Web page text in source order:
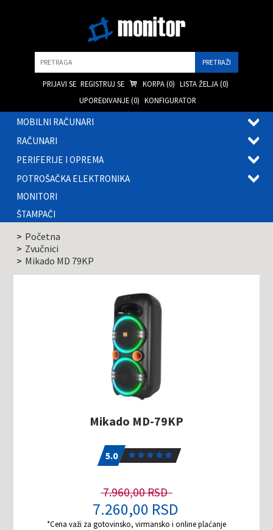
PRIJAVI SE REGISTRUJ SE KORPA (0) LISTA ŽELJA (0)
UPOREĐIVANJE (0) KONFIGURATOR
MOBILNI RAČUNARI
RAČUNARI
PERIFERIJE I OPREMA
POTROŠAČKA ELEKTRONIKA
MONITORI
ŠTAMPAČI
Početna
Zvučnici
Mikado MD 79KP
Mikado MD-79KP
5.0
7.960,00 RSD
7.260,00 RSD
*Cena važi za gotovinsko, virmansko i online plaćanje